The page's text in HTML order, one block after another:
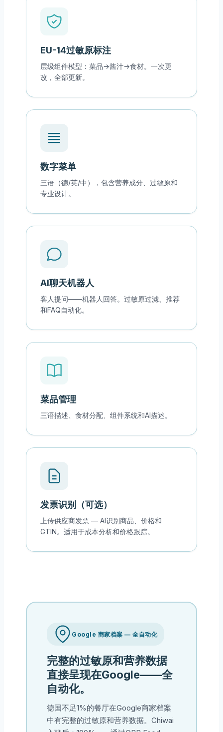
EU-14过敏原标注
层级组件模型：菜品→酱汁→食材。一次更
改，全部更新。
数字菜单
三语（德/英/中），包含营养成分、过敏原和
专业设计。
AI聊天机器人
客人提问——机器人回答。过敏原过滤、推荐
和FAQ自动化。
菜品管理
三语描述、食材分配、组件系统和AI描述。
发票识别（可选）
上传供应商发票 — AI识别商品、价格和
GTIN。适用于成本分析和价格跟踪。
Google 商家档案 — 全自动化
完整的过敏原和营养数据
直接呈现在Google——全
自动化。
德国不足1%的餐厅在Google商家档案
中有完整的过敏原和营养数据。Chiwai